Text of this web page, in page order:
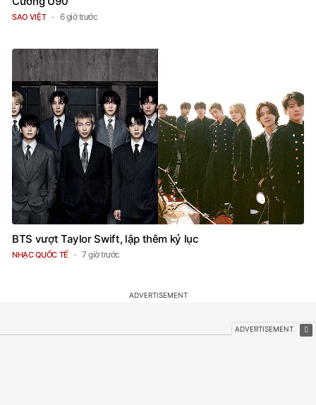
SAO VIỆT 6 giờ trước
BTS vượt Taylor Swift, lập thêm kỷ lục
NHẠC QUỐC TẾ 7 giờ trước